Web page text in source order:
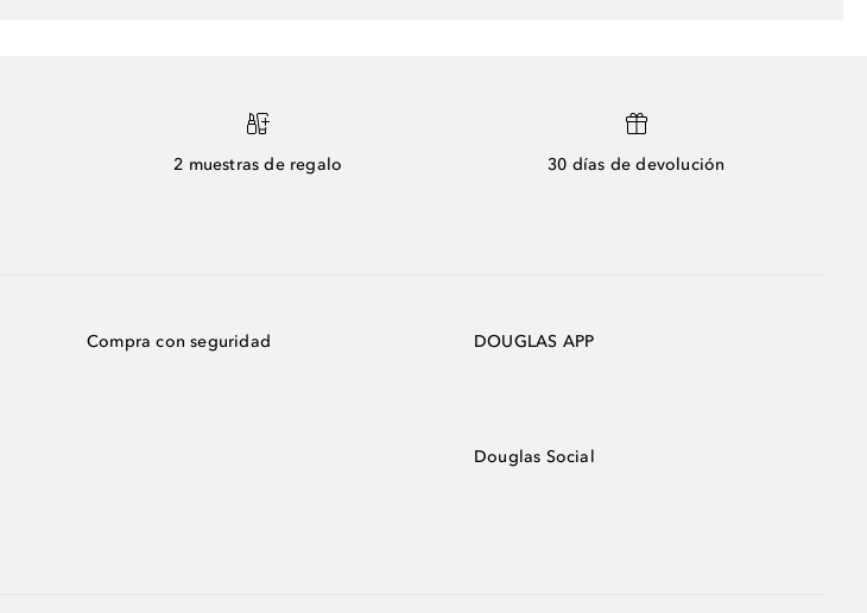
2 muestras de regalo 30 días de devolución
Compra con seguridad DOUGLAS APP
Douglas Social